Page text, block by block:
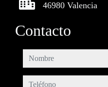
46980 Valencia
Contacto
nombre
teléfono